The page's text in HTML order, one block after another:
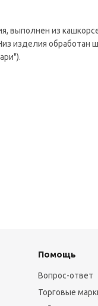
из
изделия
Помощь
Вопрос-ответ
Торговые